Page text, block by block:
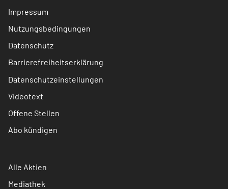
Impressum
Nutzungsbedingungen
Datenschutz
Barrierefreiheitserklärung
Datenschutzeinstellungen
Videotext
Offene Stellen
Abo kündigen
Alle Aktien
Mediathek